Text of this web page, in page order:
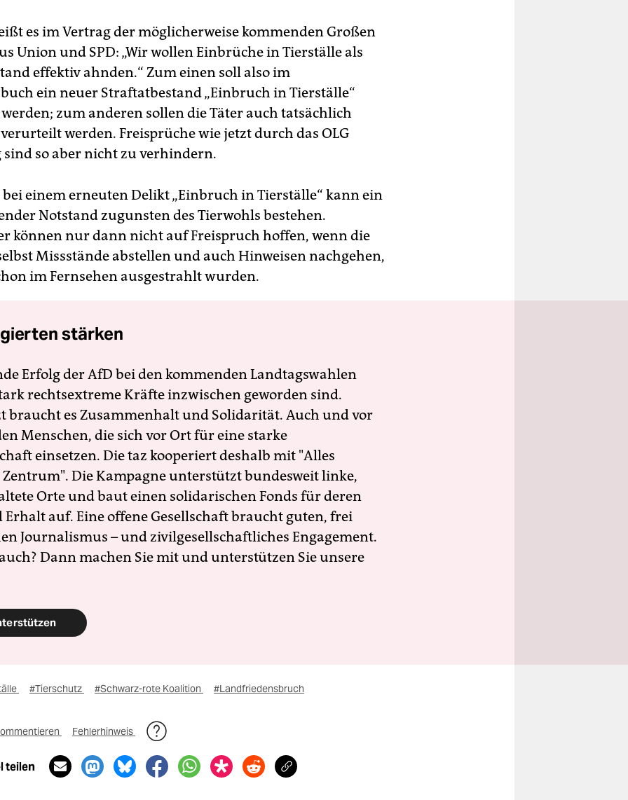
es im Vertrag der möglicherweise kommenden Großen
Union und SPD: „Wir wollen Einbrüche in Tierställe als
effektiv ahnden.“ Zum einen soll also im
ein neuer Straftatbestand „Einbruch in Tierställe“
zum anderen sollen die Täter auch tatsächlich
werden. Freisprüche wie jetzt durch das OLG
so aber nicht zu verhindern.
einem erneuten Delikt „Einbruch in Tierställe“ kann ein
Notstand zugunsten des Tierwohls bestehen.
können nur dann nicht auf Freispruch hoffen, wenn die
Missstände abstellen und auch Hinweisen nachgehen,
im Fernsehen ausgestrahlt wurden.
stärken
Erfolg der AfD bei den kommenden Landtagswahlen
rechtsextreme Kräfte inzwischen geworden sind.
braucht es Zusammenhalt und Solidarität. Auch und vor
Menschen, die sich vor Ort für eine starke
einsetzen. Die taz kooperiert deshalb mit "Alles
Die Kampagne unterstützt bundesweit linke,
Orte und baut einen solidarischen Fonds für deren
Erhalt auf. Eine offene Gesellschaft braucht guten, frei
Journalismus – und zivilgesellschaftliches Engagement.
Dann machen Sie mit und unterstützen Sie unsere
#Tierschutz #Schwarz-rote Koalition #Landfriedensbruch
Fehlerhinweis
teilen